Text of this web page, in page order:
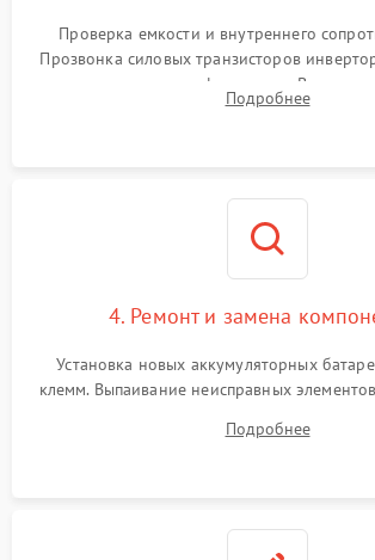
Проверка емкости и внутреннего
Прозвонка силовых транзисторов
переключения и трансформатора.
конденсаторов и прогаров на
Подробнее
4. Ремонт и замена
Установка новых аккумуляторных
клемм. Выпаивание неисправных
цепи зарядки и монтаж новых
Восстановление поврежденных
Подробнее